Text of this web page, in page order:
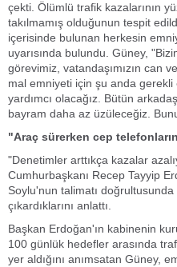
çekti. Ölümlü trafik kazalarının
takılmamış olduğunun tespit
içerisinde bulunan herkesin
uyarısında bulundu. Güney,
görevimiz, vatandaşımızın can
mal emniyeti için şu anda gerekli
yardımcı olacağız. Bütün
bayram daha az üzüleceğiz.
"Araç sürerken cep
"Denetimler arttıkça kazalar
Cumhurbaşkanı Recep Tayyip
Soylu'nun talimatı
çıkardıklarını anlattı.
Başkan Erdoğan'ın kabinenin
100 günlük hedefler arasında
yer aldığını anımsatan Güney,